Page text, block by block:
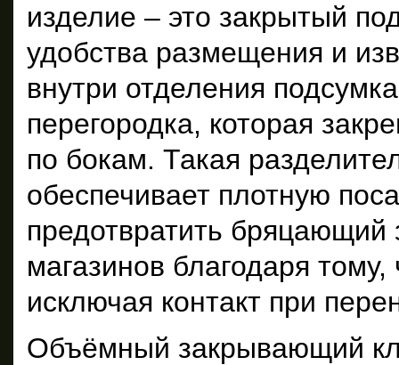
изделие – это закрытый
удобства размещения и
внутри отделения
перегородка, которая
по бокам. Такая
обеспечивает плотную
предотвратить бряцающий
магазинов благодаря тому,
исключая контакт при
Объёмный закрывающий